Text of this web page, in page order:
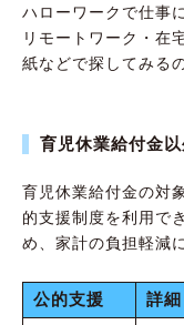
ハローワークで仕事
リモートワーク・在
紙などで探してみる
育児休業給付金
育児休業給付金の対
的支援制度を利用で
め、家計の負担軽減
公的支援 詳細